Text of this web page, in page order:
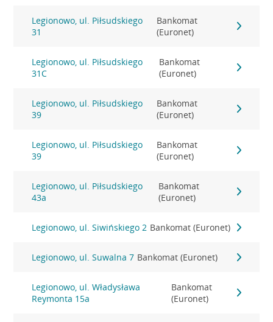
Legionowo, ul. Piłsudskiego
31
Bankomat
(Euronet)
Legionowo, ul. Piłsudskiego
31C
Bankomat
(Euronet)
Legionowo, ul. Piłsudskiego
39
Bankomat
(Euronet)
Legionowo, ul. Piłsudskiego
39
Bankomat
(Euronet)
Legionowo, ul. Piłsudskiego
43a
Bankomat
(Euronet)
Legionowo, ul. Siwińskiego 2 Bankomat (Euronet)
Legionowo, ul. Suwalna 7 Bankomat (Euronet)
Legionowo, ul. Władysława
Reymonta 15a
Bankomat
(Euronet)